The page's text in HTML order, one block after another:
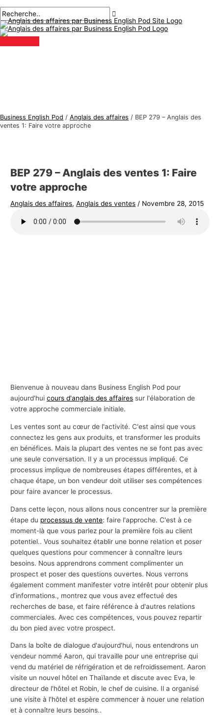
au
contenu
principal
Business English Pod / Anglais des affaires / BEP 279 – Anglais des
ventes 1: Faire votre approche
BEP 279 – Anglais des ventes 1: Faire
votre approche
Anglais des affaires,Anglais des ventes / Novembre 28, 2015
Bienvenue à nouveau dans Business English Pod pour
aujourd'huicours d'anglais des affaires sur l'élaboration de
votre approche commerciale initiale.
Les ventes sont au cœur de l'activité. C'est ainsi que vous
connectez les gens aux produits, et transformer les produits
en bénéfices. Mais la plupart des ventes ne se font pas avec
une seule conversation. Il y a un processus impliqué. Ce
processus implique de nombreuses étapes différentes, et à
chaque étape, un bon vendeur doit utiliser ses compétences
pour faire avancer le processus.
Dans cette leçon, nous allons nous concentrer sur la première
étape du processus de vente: faire l'approche. C'est à ce
moment-là que vous parlez pour la première fois au client
potentiel.. Vous souhaitez établir une bonne relation et poser
quelques questions pour commencer à connaître leurs
besoins. Nous apprendrons comment complimenter un
prospect et poser des questions ouvertes. Nous verrons
également comment manifester votre intérêt pour obtenir plus
d’informations., montrez que vous avez effectué des
recherches de base, et faire référence à d'autres relations
commerciales. Avec ces compétences, vous pouvez repartir
du bon pied avec votre prospect.
Dans la boîte de dialogue d'aujourd'hui, nous entendrons un
vendeur nommé Aaron, qui travaille pour une entreprise qui
vend du matériel de réfrigération et de refroidissement. Aaron
visite un nouvel hôtel en Thaïlande et discute avec Eva, le
directeur de l'hôtel et Robin, le chef de cuisine. Il a organisé
une visite à l'hôtel et espère commencer à nouer une relation
et à connaître leurs besoins..
des
articles
ici..
mail*
S
u
j
e
n
i
s
d
R
e
c
h
r